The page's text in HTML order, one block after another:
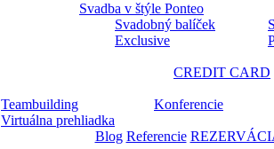
Svadba v štýle Ponteo
Svadobný balíček
Exclusive
CREDIT CARD
Teambuilding Konferencie
Virtuálna prehliadka
Blog Referencie